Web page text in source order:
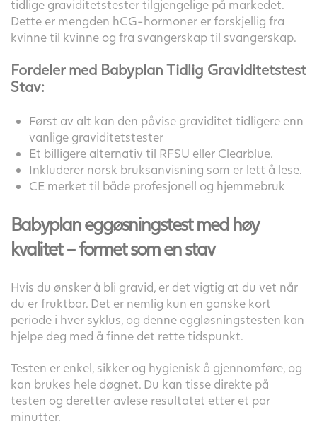
tidlige graviditetstester tilgjengelige på markedet.
Dette er mengden hCG-hormoner er forskjellig fra
kvinne til kvinne og fra svangerskap til svangerskap.
Fordeler med Babyplan Tidlig Graviditetstest
Stav:
Først av alt kan den påvise graviditet tidligere enn
vanlige graviditetstester
Et billigere alternativ til RFSU eller Clearblue.
Inkluderer norsk bruksanvisning som er lett å lese.
CE merket til både profesjonell og hjemmebruk
Babyplan eggøsningstest med høy
kvalitet – formet som en stav
Hvis du ønsker å bli gravid, er det vigtig at du vet når
du er fruktbar. Det er nemlig kun en ganske kort
periode i hver syklus, og denne eggløsningstesten kan
hjelpe deg med å finne det rette tidspunkt.
Testen er enkel, sikker og hygienisk å gjennomføre, og
kan brukes hele døgnet. Du kan tisse direkte på
testen og deretter avlese resultatet etter et par
minutter.